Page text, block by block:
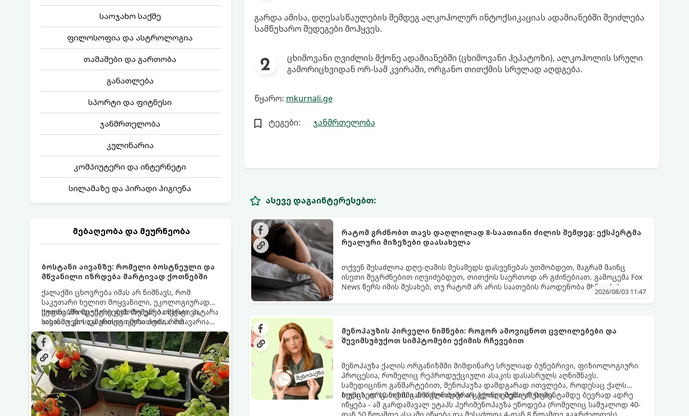
საოჯახო საქმე
ფილოსოფია და ასტროლოგია
თამაშები და გართობა
განათლება
სპორტი და ფიტნესი
ჯანმრთელობა
კულინარია
კომპიუტერი და ინტერნეტი
სილამაზე და პირადი ჰიგიენა
მებაღეობა და მეურნეობა
ბოსტანი აივანზე: რომელი ბოსტნეული და
მწვანილი იზრდება მარტივად ქოთნებში
ქალაქში ცხოვრება იმას არ ნიშნავს, რომ
საკუთარი ხელით მოყვანილი, ეკოლოგიურად
სუფთა პროდუქტის გემოზე უარი თქვათ. პატარა
აივანიც კი საკმარისია იმისათვის, რომ
მოიწყოთ მინი-ბოსტანი, საიდანაც
ყოველდღიურად ახალ, არომატულ მწვანილსა
და ბოსტნეულს მოკრეფთ.
ქოთნებში მცენარეების მოშენება მარტივი,
სასიამოვნო და ესთეტიკური ჰობია. მთავარია
იცოდეთ, რომელი კულტურები ეგუებიან
ქოთნის პირობებს ყველაზე კარგად და როგორ
მოუაროთ მათ სწორად.
გარდა ამისა, დღესასწაულების შემდეგ ალკოჰოლურ ინტოქსიკაციას ადამიანებში შეიძლება
სამწუხარო შედეგები მოჰყვეს.
ცხიმოვანი ღვიძლის მქონე ადამიანებში (ცხიმოვანი ჰეპატოზი), ალკოჰოლის სრული
გამორიცხვიდან ორ-სამ კვირაში, ორგანო თითქმის სრულად აღდგება.
წყარო: mkurnali.ge
ტეგები: ჯანმრთელობა
ასევე დაგაინტერესებთ:
რატომ გრძნობთ თავს დაღლილად 8-საათიანი ძილის შემდეგ: ექსპერტმა
რეალური მიზეზები დაასახელა
თქვენ შესაძლოა დღე-ღამის მესამედს დასვენებას უთმობდეთ, მაგრამ მაინც
ისეთი შეგრძნებით იღვიძებდეთ, თითქოს საერთოდ არ გძინებიათ. გამოცემა Fox
News წერს იმის შესახებ, თუ რატომ არ არის საათების რაოდენობა მხნეობის2026/08/03 11:47
მენოპაუზის პირველი ნიშნები: როგორ ამოვიცნოთ ცვლილებები და
შევიმსუბუქოთ სიმპტომები ექიმის რჩევებით
მენოპაუზა ქალის ორგანიზმში მიმდინარე სრულიად ბუნებრივი, ფიზიოლოგიური
პროცესია, რომელიც რეპროდუქციული ასაკის დასასრულს აღნიშნავს.
სამედიცინო განმარტებით, მენოპაუზა დამდგარად ითვლება, როდესაც ქალს
ზედიზედ 12 თვის განმავლობაში არ ჰქონია მენსტრუაცია.
თუმცა, ორგანიზმში ჰორმონალური ცვლილებები ამ მომენტამდე ბევრად ადრე
იწყება - ამ გარდამავალ ეტაპს პერიმენოპაუზა ეწოდება (რომელიც საშუალოდ 40-